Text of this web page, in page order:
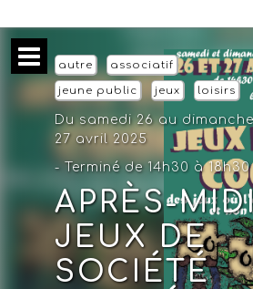
autre associatif
jeune public jeux loisirs
Du samedi 26 au
27 avril 2025
- Terminé de 14h30 à 18h30
APRÈS-
JEUX DE
SOCIÉTÉ